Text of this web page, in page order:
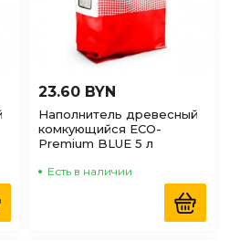
23.60 BYN
Наполнитель древесный
комкующийся ECO-
Premium BLUE 5 л
Есть в наличии